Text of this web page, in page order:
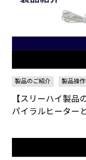
製品のご紹介 製品操
【スリーハイ製品
パイラルヒーター